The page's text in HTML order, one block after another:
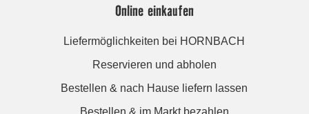
Online einkaufen
Liefermöglichkeiten bei HORNBACH
Reservieren und abholen
Bestellen & nach Hause liefern lassen
Bestellen & im Markt bezahlen